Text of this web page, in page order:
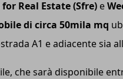
for Real Estate(Sfre) e
di circa 50mila mq
A1 e adiacente sia
che sarà disponibile